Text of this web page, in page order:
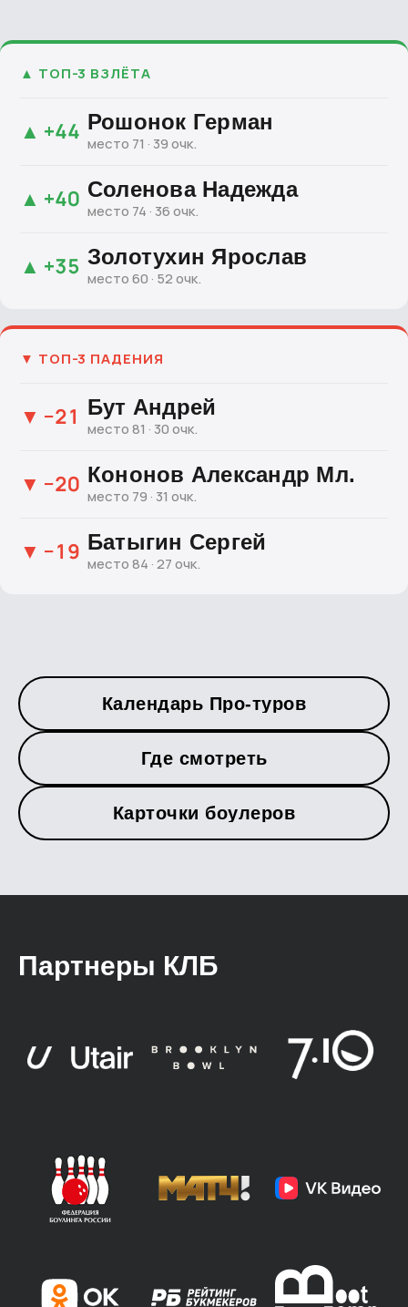
▲ ТОП-3 ВЗЛЁТА
▲ +44 Рошонок Герман
место 71 · 39 очк.
▲ +40 Соленова Надежда
место 74 · 36 очк.
▲ +35 Золотухин Ярослав
место 60 · 52 очк.
▼ ТОП-3 ПАДЕНИЯ
▼ −21 Бут Андрей
место 81 · 30 очк.
▼ −20 Кононов Александр Мл.
место 79 · 31 очк.
▼ −19 Батыгин Сергей
место 84 · 27 очк.
Календарь Про-туров
Где смотреть
Карточки боулеров
Партнеры КЛБ